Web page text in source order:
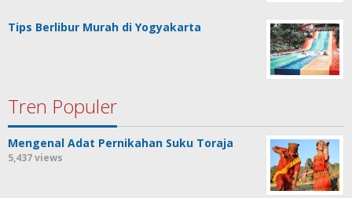
Tips Berlibur Murah di Yogyakarta
Tren Populer
Mengenal Adat Pernikahan Suku Toraja
5,437 views